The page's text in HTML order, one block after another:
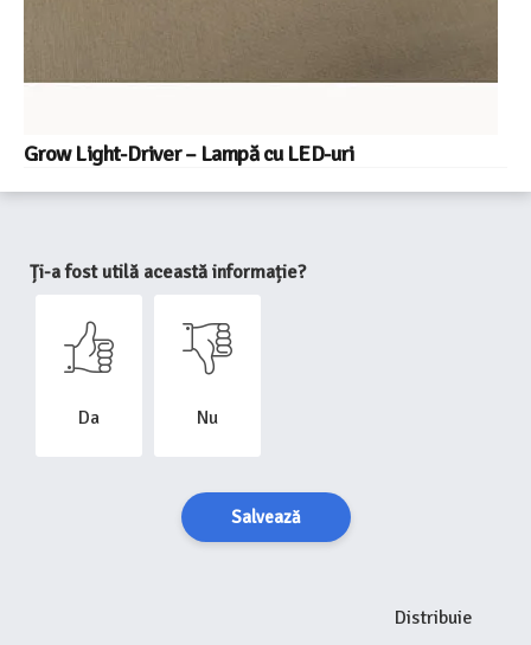
Grow Light-Driver – Lampă cu LED-uri
Ți-a fost utilă această informație?
Da Nu
Salvează
Distribuie